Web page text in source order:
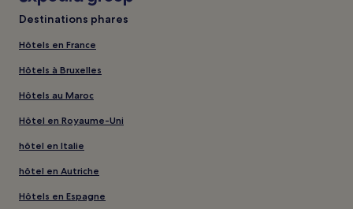
Destinations phares
Hôtels en France
Hôtels à Bruxelles
Hôtels au Maroc
Hôtel en Royaume-Uni
hôtel en Italie
hôtel en Autriche
Hôtels en Espagne